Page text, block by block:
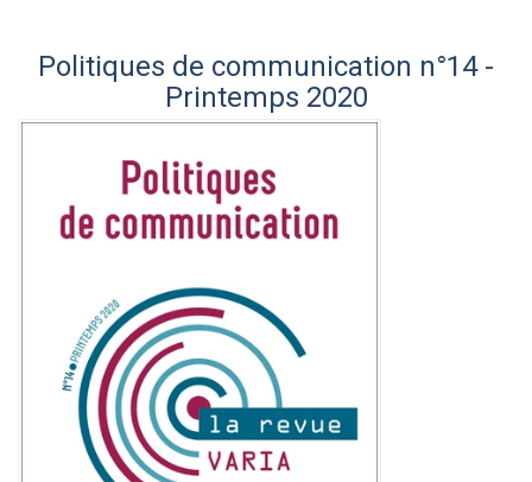
Politiques de communication n°14 -
Printemps 2020